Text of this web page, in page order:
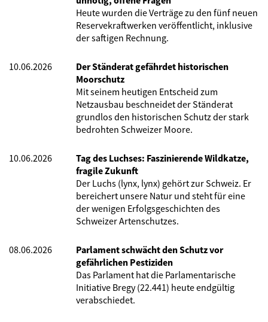
Heute wurden die Verträge zu den fünf neuen
Reservekraftwerken veröffentlicht, inklusive
der saftigen Rechnung.
10.06.2026
Der Ständerat gefährdet historischen
Moorschutz
Mit seinem heutigen Entscheid zum
Netzausbau beschneidet der Ständerat
grundlos den historischen Schutz der stark
bedrohten Schweizer Moore.
10.06.2026
Tag des Luchses: Faszinierende Wildkatze,
fragile Zukunft
Der Luchs (lynx, lynx) gehört zur Schweiz. Er
bereichert unsere Natur und steht für eine
der wenigen Erfolgsgeschichten des
Schweizer Artenschutzes.
08.06.2026
Parlament schwächt den Schutz vor
gefährlichen Pestiziden
Das Parlament hat die Parlamentarische
Initiative Bregy (22.441) heute endgültig
verabschiedet.